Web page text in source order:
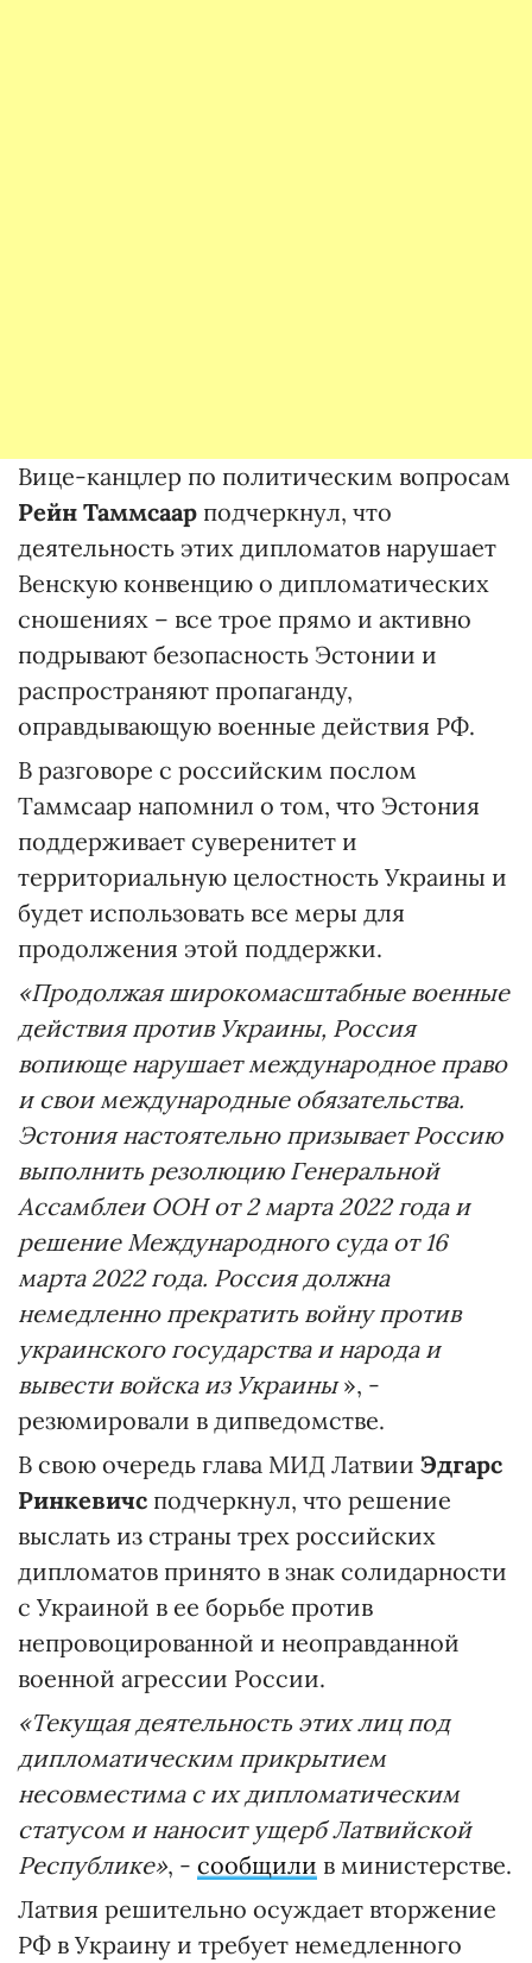
Вице-канцлер по политическим вопросам
Рейн Таммсаар подчеркнул, что
деятельность этих дипломатов нарушает
Венскую конвенцию о дипломатических
сношениях – все трое прямо и активно
подрывают безопасность Эстонии и
распространяют пропаганду,
оправдывающую военные действия РФ.
В разговоре с российским послом
Таммсаар напомнил о том, что Эстония
поддерживает суверенитет и
территориальную целостность Украины и
будет использовать все меры для
продолжения этой поддержки.
«Продолжая широкомасштабные военные
действия против Украины, Россия
вопиюще нарушает международное право
и свои международные обязательства.
Эстония настоятельно призывает Россию
выполнить резолюцию Генеральной
Ассамблеи ООН от 2 марта 2022 года и
решение Международного суда от 16
марта 2022 года. Россия должна
немедленно прекратить войну против
украинского государства и народа и
вывести войска из Украины», -
резюмировали в дипведомстве.
В свою очередь глава МИД Латвии Эдгарс
Ринкевичс подчеркнул, что решение
выслать из страны трех российских
дипломатов принято в знак солидарности
с Украиной в ее борьбе против
непровоцированной и неоправданной
военной агрессии России.
«Текущая деятельность этих лиц под
дипломатическим прикрытием
несовместима с их дипломатическим
статусом и наносит ущерб Латвийской
Республике», - сообщили в министерстве.
Латвия решительно осуждает вторжение
РФ в Украину и требует немедленного